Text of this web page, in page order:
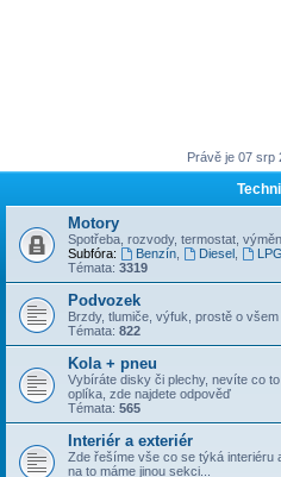
Právě je 07 srp
Motory
Spotřeba, rozvody, termostat,
Subfóra:
Benzín, Diesel,
Témata: 3319
Podvozek
Brzdy, tlumiče, výfuk, prostě o všem
Témata: 822
Kola + pneu
Vybíráte disky či plechy, nevíte co
oplíka, zde najdete odpověď
Témata: 565
Interiér a exteriér
Zde řešíme vše co se týká interiéru
na to máme jinou sekci...